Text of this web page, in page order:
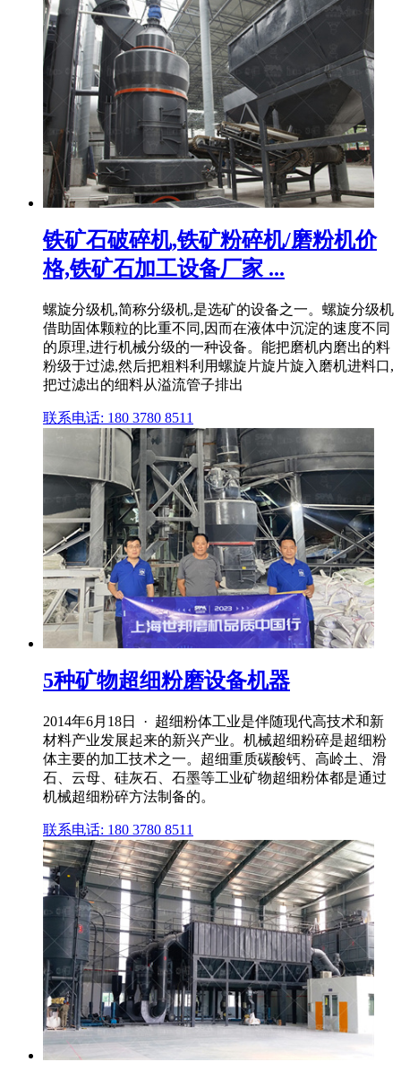
铁矿石破碎机,铁矿粉碎机/磨粉机价
格,铁矿石加工设备厂家 ...
螺旋分级机,简称分级机,是选矿的设备之一。螺旋分级机
借助固体颗粒的比重不同,因而在液体中沉淀的速度不同
的原理,进行机械分级的一种设备。能把磨机内磨出的料
粉级于过滤,然后把粗料利用螺旋片旋片旋入磨机进料口,
把过滤出的细料从溢流管子排出
联系电话: 180 3780 8511
5种矿物超细粉磨设备机器
2014年6月18日 · 超细粉体工业是伴随现代高技术和新
材料产业发展起来的新兴产业。机械超细粉碎是超细粉
体主要的加工技术之一。超细重质碳酸钙、高岭土、滑
石、云母、硅灰石、石墨等工业矿物超细粉体都是通过
机械超细粉碎方法制备的。
联系电话: 180 3780 8511